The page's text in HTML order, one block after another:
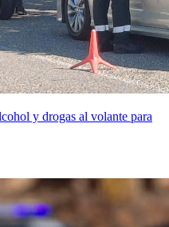
y drogas al volante para